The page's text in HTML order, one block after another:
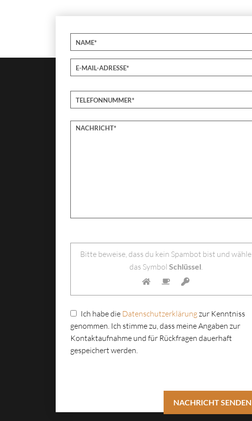
Bitte lasse dieses Feld leer.
Bitte beweise, dass du kein Spambot bist und wähle
das Symbol Schlüssel.
Ich habe die Datenschutzerklärungzur Kenntniss
genommen. Ich stimme zu, dass meine Angaben zur
Kontaktaufnahme und für Rückfragen dauerhaft
gespeichert werden.